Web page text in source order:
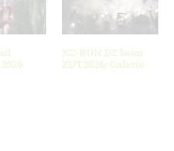
XC-RUN.DE beim
ZUT2026: Galerie